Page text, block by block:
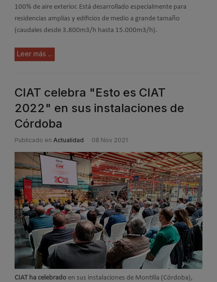
100% de aire exterior. Está desarrollado especialmente para
residencias amplias y edificios de medio a grande tamaño
(caudales desde 3.800m3/h hasta 15.000m3/h).
Leer más ...
CIAT celebra "Esto es CIAT
2022" en sus instalaciones de
Córdoba
Publicado en Actualidad 08 Nov 2021
CIAT ha celebrado en sus instalaciones de Montilla (Córdoba),